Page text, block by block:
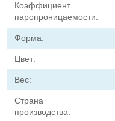
Коэффициент
паропроницаемости:
Форма:
Цвет:
Вес:
Страна
производства: